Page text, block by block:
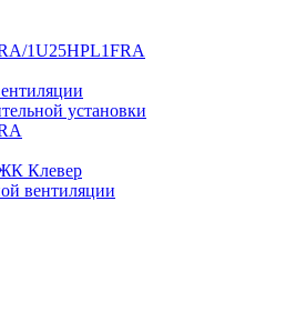
1U25HPL1FRA
установки
Клевер
вентиляции